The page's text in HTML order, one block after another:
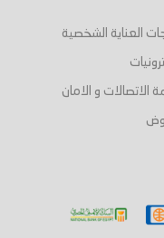
العناية الشخصية
الاتصالات و الامان